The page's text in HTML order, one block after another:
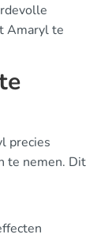
Amaryl te
precies
te nemen. Dit